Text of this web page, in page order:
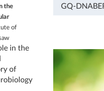
the
of
in the
of
GQ-